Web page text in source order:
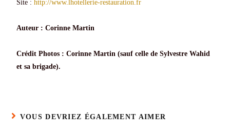
Site :http://www.lhotellerie-restauration.fr
Auteur : Corinne Martin
Crédit Photos : Corinne Martin (sauf celle de Sylvestre Wahid
et sa brigade).
VOUS DEVRIEZ ÉGALEMENT AIMER